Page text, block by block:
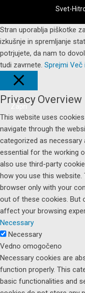
Svet-
Stran uporablja piškotke
izkušnje in spremljanje
potrjujete, da nam to
tudi zavrnete. Sprejmi Več
Privacy Overview
This website uses
navigate through the
categorized as
essential for the working
also use third-party
how you use this
browser only with your
out of these cookies. But
affect your browsing
Necessary
Necessary
Vedno omogočeno
Necessary cookies are
function properly. This
basic functionalities and